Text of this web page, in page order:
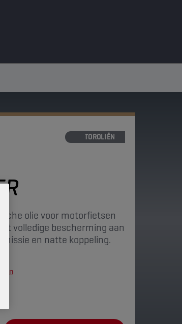
MOTOROLIËN
olie voor motorfietsen
volledige bescherming aan
en natte koppeling.